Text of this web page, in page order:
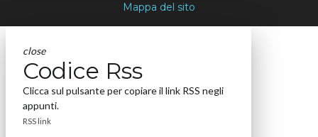
Mappa del sito
close
Codice Rss
Clicca sul pulsante per copiare il link RSS negli
appunti.
RSS link